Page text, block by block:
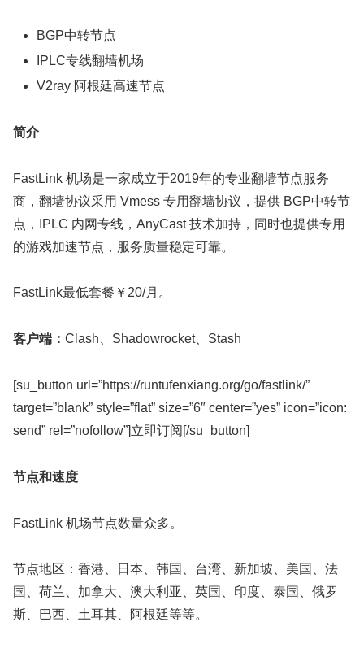
BGP中转节点
IPLC专线翻墙机场
V2ray 阿根廷高速节点
简介
FastLink 机场是一家成立于2019年的专业翻墙节点服务
商，翻墙协议采用 Vmess 专用翻墙协议，提供 BGP中转节
点，IPLC 内网专线，AnyCast 技术加持，同时也提供专用
的游戏加速节点，服务质量稳定可靠。
FastLink最低套餐￥20/月。
客户端： Clash、Shadowrocket、Stash
[su_button url=”https://runtufenxiang.org/go/fastlink/”
target=”blank” style=”flat” size=”6″ center=”yes” icon=”icon:
send” rel=”nofollow”]立即订阅[/su_button]
节点和速度
FastLink 机场节点数量众多。
节点地区：香港、日本、韩国、台湾、新加坡、美国、法
国、荷兰、加拿大、澳大利亚、英国、印度、泰国、俄罗
斯、巴西、土耳其、阿根廷等等。